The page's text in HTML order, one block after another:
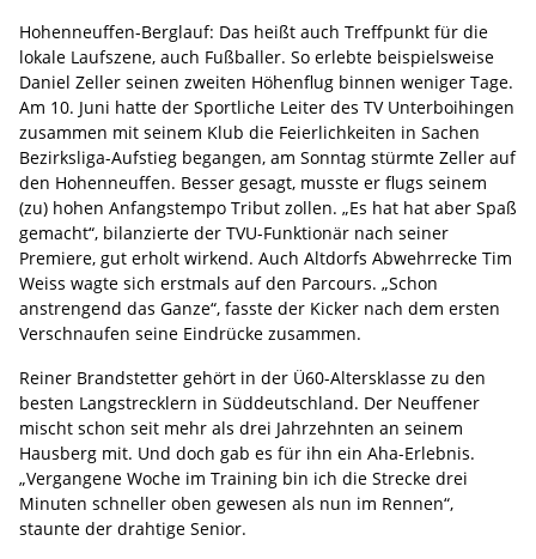
Hohenneuffen-Berglauf: Das heißt auch Treffpunkt für die
lokale Laufszene, auch Fußballer. So erlebte beispielsweise
Daniel Zeller seinen zweiten Höhenflug binnen weniger Tage.
Am 10. Juni hatte der Sportliche Leiter des TV Unterboihingen
zusammen mit seinem Klub die Feierlichkeiten in Sachen
Bezirksliga-Aufstieg begangen, am Sonntag stürmte Zeller auf
den Hohenneuffen. Besser gesagt, musste er flugs seinem
(zu) hohen Anfangstempo Tribut zollen. „Es hat hat aber Spaß
gemacht“, bilanzierte der TVU-Funktionär nach seiner
Premiere, gut erholt wirkend. Auch Altdorfs Abwehrrecke Tim
Weiss wagte sich erstmals auf den Parcours. „Schon
anstrengend das Ganze“, fasste der Kicker nach dem ersten
Verschnaufen seine Eindrücke zusammen.
Reiner Brandstetter gehört in der Ü60-Altersklasse zu den
besten Langstrecklern in Süddeutschland. Der Neuffener
mischt schon seit mehr als drei Jahrzehnten an seinem
Hausberg mit. Und doch gab es für ihn ein Aha-Erlebnis.
„Vergangene Woche im Training bin ich die Strecke drei
Minuten schneller oben gewesen als nun im Rennen“,
staunte der drahtige Senior.